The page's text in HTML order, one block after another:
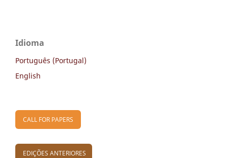
Idioma
Português (Portugal)
English
CALL FOR PAPERS
EDIÇÕES ANTERIORES